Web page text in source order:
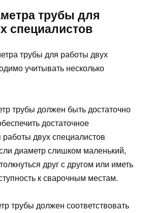
трубы для
специалистов
трубы для работы двух
учитывать несколько
трубы должен быть достаточно
достаточное
работы двух специалистов
диаметр слишком маленький,
друг с другом или иметь
к сварочным местам.
трубы должен соответствовать